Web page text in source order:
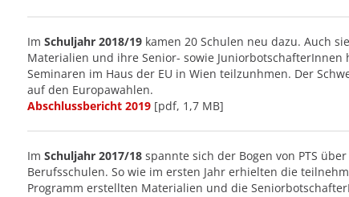
Im Schuljahr 2018/19 kamen 20 Schulen neu dazu. Auch
Materialien und ihre Senior- sowie JuniorbotschafterInnen
Seminaren im Haus der EU in Wien teilzunhmen. Der
auf den Europawahlen.
Abschlussbericht 2019 [pdf, 1,7 MB]
Im Schuljahr 2017/18 spannte sich der Bogen von PTS über
Berufsschulen. So wie im ersten Jahr erhielten die
Programm erstellten Materialien und die